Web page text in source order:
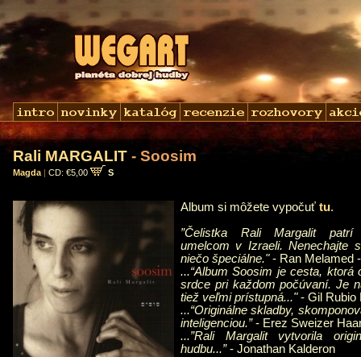
Rali MARGALIT - Soosim
Magda | CD: €5,00 S
Album si môžete vypočuť tu.
”Čelistka Rali Margalit patrí
umelcom v Izraeli. Nenechajte
niečo špeciálne."- Ran Melamed
...“Album Soosim je cesta, ktorá
srdce pri každom počúvaní. Je
tiež veľmi prístupná..."- Gil Rubio
...“Originálne skladby,
inteligenciou.”- Erez Sweizer
...”Rali Margalit vytvorila
hudbu...”- Jonathan Kalderon